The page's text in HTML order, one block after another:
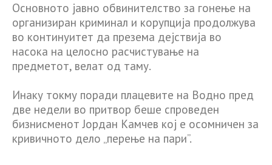
Основното јавно обвинителство за гонење на
организиран криминал и корупција продолжува
во континуитет да презема дејствија во
насока на целосно расчистување на
предметот, велат од таму.
Инаку токму поради плацевите на Водно пред
две недели во притвор беше спроведен
бизнисменот Јордан Камчев кој е осомничен за
кривичното дело „перење на пари”.